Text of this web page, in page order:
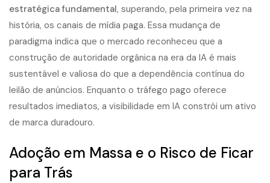
estratégica fundamental, superando, pela primeira vez na
história, os canais de mídia paga. Essa mudança de
paradigma indica que o mercado reconheceu que a
construção de autoridade orgânica na era da IA é mais
sustentável e valiosa do que a dependência contínua do
leilão de anúncios. Enquanto o tráfego pago oferece
resultados imediatos, a visibilidade em IA constrói um ativo
de marca duradouro.
Adoção em Massa e o Risco de Ficar
para Trás